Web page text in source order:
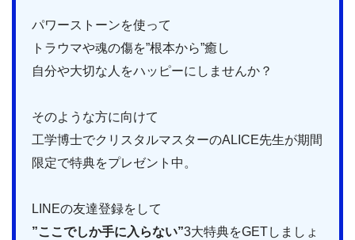
パワーストーンを使って
トラウマや魂の傷を”根本から”癒し
自分や大切な人をハッピーにしませんか？
そのような方に向けて
工学博士でクリスタルマスターのALICE先生が期間
限定で特典をプレゼント中。
LINEの友達登録をして
”ここでしか手に入らない”3大特典をGETしましょ